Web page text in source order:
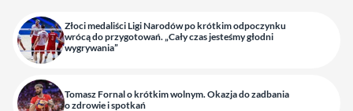
Złoci medaliści Ligi Narodów po krótkim odpoczynku
wrócą do przygotowań. „Cały czas jesteśmy głodni
wygrywania”
Tomasz Fornal o krótkim wolnym. Okazja do zadbania
o zdrowie i spotkań